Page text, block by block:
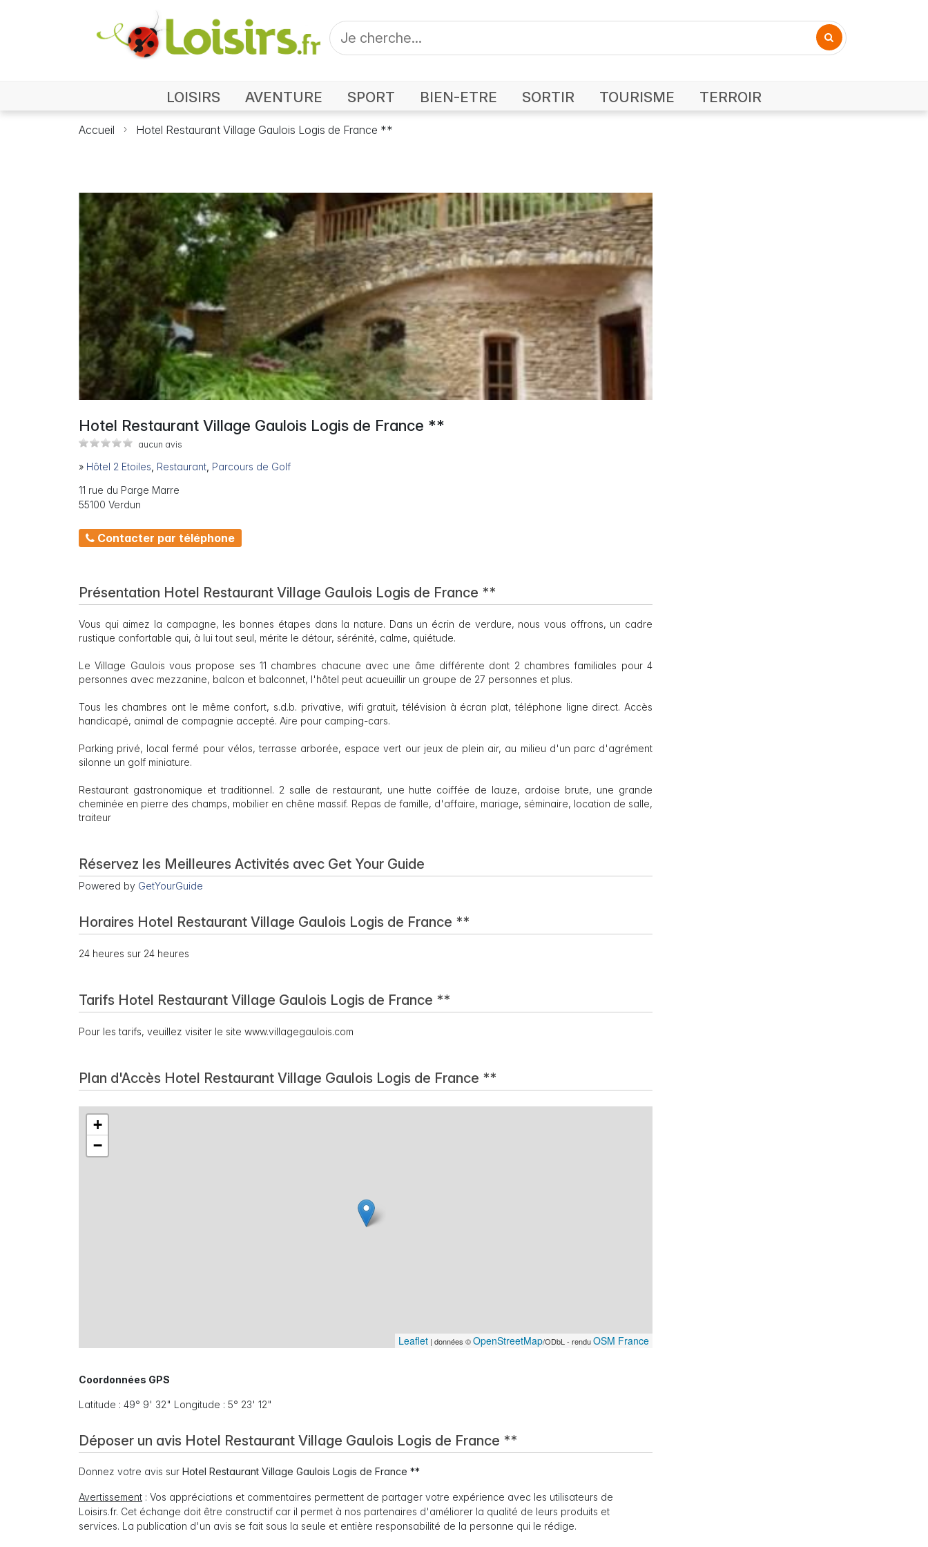
LOISIRS AVENTURE SPORT BIEN-ETRE SORTIR TOURISME TERROIR
Accueil Hotel Restaurant Village Gaulois Logis de France **
Photo Hotel Restaurant Village Gaulois Logis de France **
Hotel Restaurant Village Gaulois Logis de France **
aucun avis
» Hôtel 2 Etoiles Restaurant Parcours de Golf
11 rue du Parge Marre
55100 Verdun
Contacter par téléphone
Présentation Hotel Restaurant Village Gaulois Logis de France **
Vous qui aimez la campagne, les bonnes étapes dans la nature. Dans un écrin de verdure, nous vous offrons, un cadre
rustique confortable qui, à lui tout seul, mérite le détour, sérénité, calme, quiétude.
Le Village Gaulois vous propose ses 11 chambres chacune avec une âme différente dont 2 chambres familiales pour 4
personnes avec mezzanine, balcon et balconnet, l'hôtel peut acueuillir un groupe de 27 personnes et plus.
Tous les chambres ont le même confort, s.d.b. privative, wifi gratuit, télévision à écran plat, téléphone ligne direct. Accès
handicapé, animal de compagnie accepté. Aire pour camping-cars.
Parking privé, local fermé pour vélos, terrasse arborée, espace vert our jeux de plein air, au milieu d'un parc d'agrément
silonne un golf miniature.
Restaurant gastronomique et traditionnel. 2 salle de restaurant, une hutte coiffée de lauze, ardoise brute, une grande
cheminée en pierre des champs, mobilier en chêne massif. Repas de famille, d'affaire, mariage, séminaire, location de salle,
traiteur
Réservez les Meilleures Activités avec Get Your Guide
Powered by GetYourGuide
Horaires Hotel Restaurant Village Gaulois Logis de France **
24 heures sur 24 heures
Tarifs Hotel Restaurant Village Gaulois Logis de France **
Pour les tarifs, veuillez visiter le site www.villagegaulois.com
Plan d'Accès Hotel Restaurant Village Gaulois Logis de France **
+
−
Leaflet | données ©OpenStreetMap/ODbL - renduOSM France
Coordonnées GPS
Latitude : 49° 9' 32" Longitude : 5° 23' 12"
Déposer un avis Hotel Restaurant Village Gaulois Logis de France **
Donnez votre avis sur Hotel Restaurant Village Gaulois Logis de France **
Avertissement : Vos appréciations et commentaires permettent de partager votre expérience avec les utilisateurs de
Loisirs.fr. Cet échange doit être constructif car il permet à nos partenaires d'améliorer la qualité de leurs produits et
services. La publication d'un avis se fait sous la seule et entière responsabilité de la personne qui le rédige.